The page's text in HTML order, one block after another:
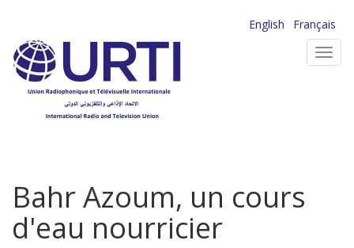
contenu
principal
English
Français
Bahr Azoum, un cours
d'eau nourricier